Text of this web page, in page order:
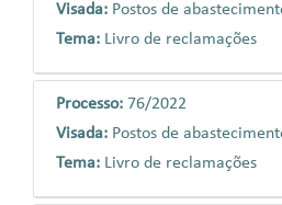
Visada: Postos de
Tema: Livro de reclamações
Processo: 76/2022
Visada: Postos de
Tema: Livro de reclamações